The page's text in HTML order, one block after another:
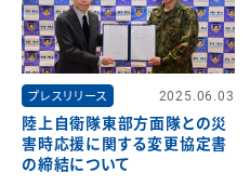
プレスリリース 2025.06.03
陸上自衛隊東部方面隊との災
害時応援に関する変更協定書
の締結について